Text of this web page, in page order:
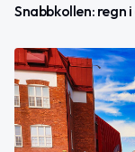
Snabbkollen: